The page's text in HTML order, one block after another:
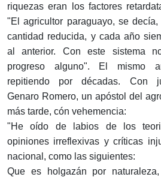
riquezas eran los factores
"El agricultor paraguayo, se
cantidad reducida, y cada año
al anterior. Con este sistema
progreso alguno". El mismo
repitiendo por décadas. Con
Genaro Romero, un apóstol del
más tarde, cón vehemencia:
"He oído de labios de los
opiniones irreflexivas y críticas
nacional, como las siguientes:
Que es holgazán por